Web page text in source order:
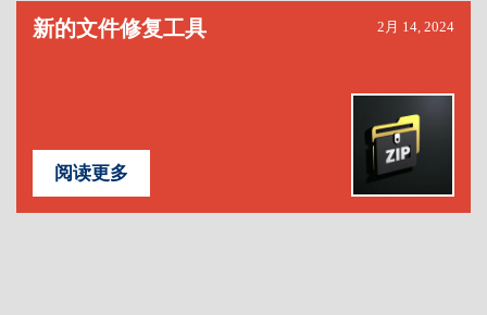
新的文件修复工具 2月 14, 2024
阅读更多